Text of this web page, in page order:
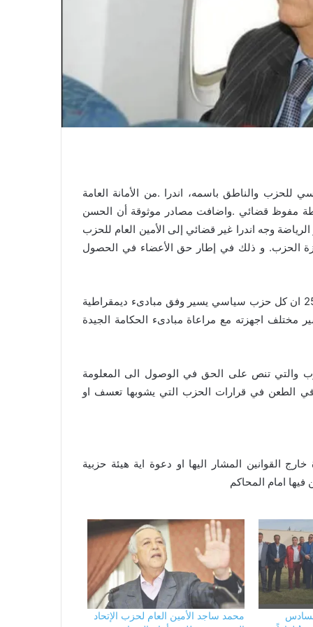
للحزب والناطق باسمه، اندرا .من الأمانة العامة
مفوظ قضائي .واضافت مصادر موثوقة أن الحسن
وجه اندرا غير قضائي إلى الأمين العام للحزب
الحزب. و ذلك في إطار حق الأعضاء في الحصول
بناء على القانون 29.11 المتعلق بالاحزاب الدي ينص في مادته 25 ان كل حزب سياسي يسير وفق مبادىء ديمقراطية
مختلف اجهزته مع مراعاة مبادىء الحكامة الجيدة
للحزب والتي تنص على الحق في الوصول الى المعلومة
الطعن في قرارات الحزب التي يشوبها تعسف او
القوانين المشار اليها او دعوة اية هيئة حزبية
امام المحاكم
محمد ساجد الأمين العام لحزب الإتحاد